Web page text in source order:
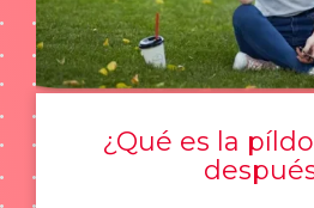
¿Qué es la